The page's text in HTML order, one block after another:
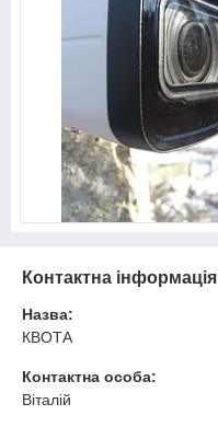
Контактна інформація
Назва:
КВОТА
Контактна особа:
Віталій